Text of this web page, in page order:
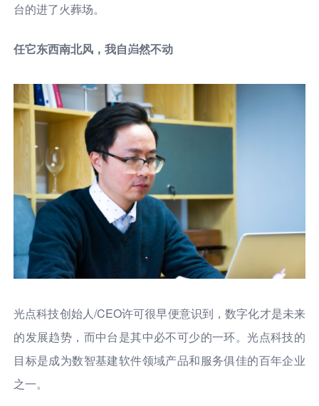
台的进了火葬场。
任它东西南北风，我自岿然不动
光点科技创始人/CEO许可很早便意识到，数字化才是未来
的发展趋势，而中台是其中必不可少的一环。光点科技的
目标是成为数智基建软件领域产品和服务俱佳的百年企业
之一。